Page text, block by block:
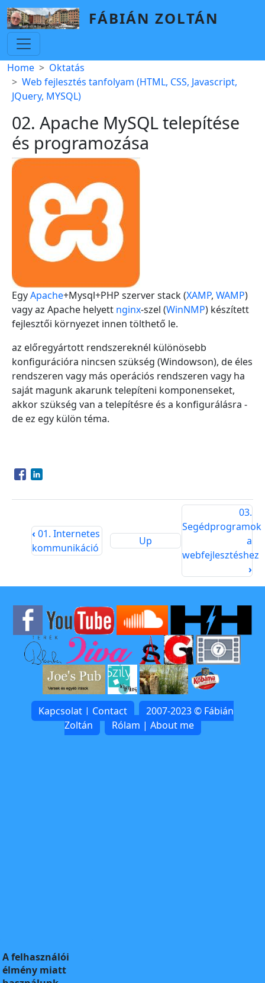
Skip to main content
FÁBIÁN ZOLTÁN
Breadcrumb
Home
Oktatás
Web fejlesztés tanfolyam (HTML, CSS, Javascript,
JQuery, MYSQL)
02. Apache MySQL telepítése
és programozása
EgyApache+Mysql+PHP szerver stack (XAMP, WAMP)
vagy az Apache helyett nginx-szel (WinNMP) készített
fejlesztői környezet innen tölthető le.
az előregyártott rendszereknél különösebb
konfigurációra nincsen szükség (Windowson), de éles
rendszeren vagy más operációs rendszeren vagy ha
saját magunk akarunk telepíteni komponenseket,
akkor szükség van a telepítésre és a konfigurálásra -
de ez egy külön téma.
Opens in a new window
Opens in a new window
‹ 01. Internetes
kommunikáció
Up
03.
Segédprogramok
a
webfejlesztéshez
›
Kapcsolat | Contact
2007-2023 © Fábián
Zoltán
Rólam | About me
A felhasználói
élmény miatt